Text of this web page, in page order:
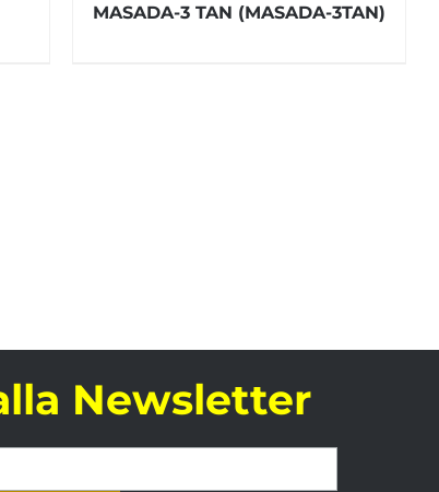
MASADA-3 TAN (MASADA-3TAN)
Newsletter